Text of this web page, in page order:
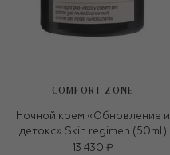
COMFORT ZONE
Ночной крем «Обновление и
детокс» Skin regimen (50ml)
13 430 ₽